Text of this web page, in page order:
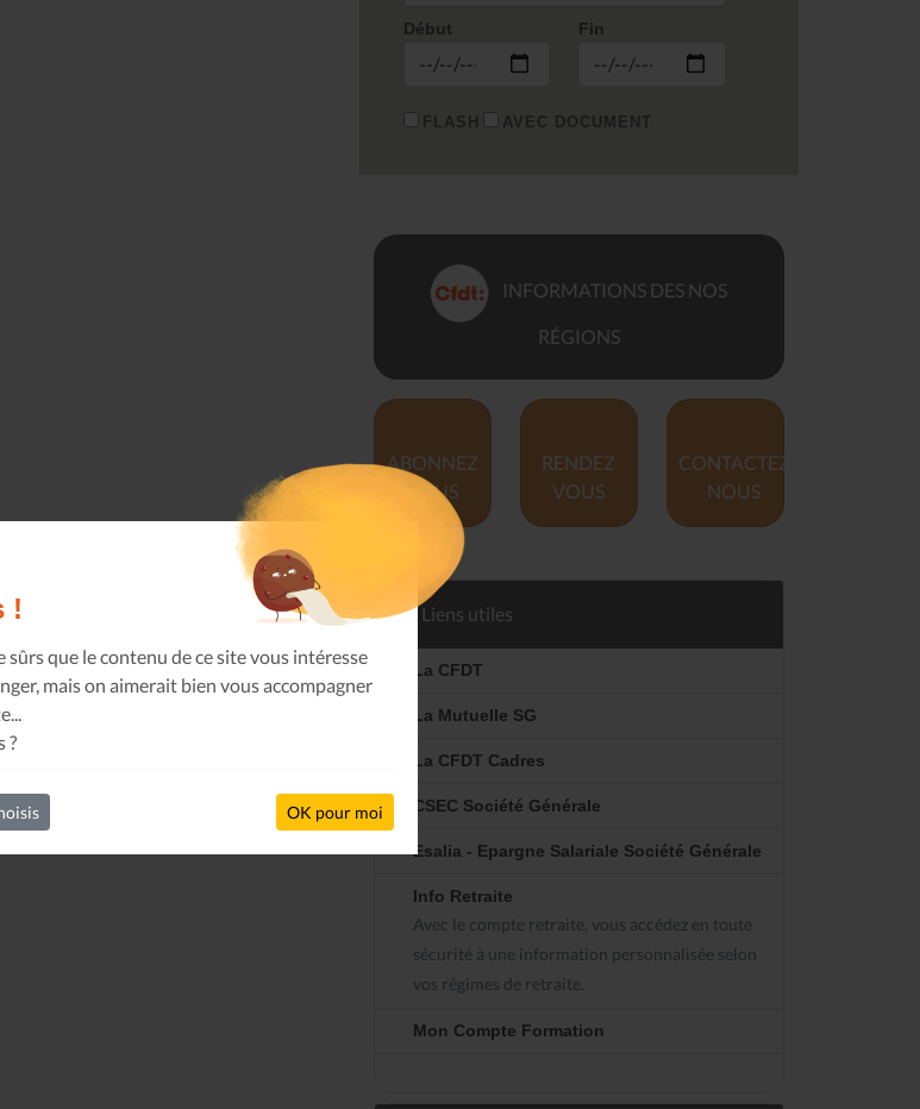
!
que le contenu de ce site vous intéresse
mais on aimerait bien vous accompagner
?
OK pour moi
Début Fin
FLASH AVEC DOCUMENT
INFORMATIONS DES NOS
RÉGIONS
ABONNEZ
VOUS
RENDEZ
VOUS
CONTACTEZ
NOUS
Liens utiles
La CFDT
La Mutuelle SG
La CFDT Cadres
CSEC Société Générale
Esalia - Epargne Salariale Société Générale
Info Retraite
Avec le compte retraite, vous accédez en toute
sécurité à une information personnalisée selon
vos régimes de retraite.
Mon Compte Formation